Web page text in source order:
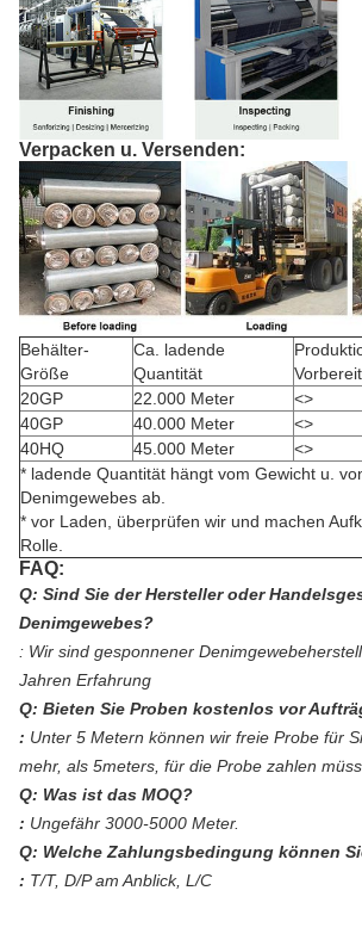
Verpacken u. Versenden:
Behälter-
Größe
Ca. ladende
Quantität
20GP
22.000 Meter
<>
40GP
40.000 Meter
<>
40HQ
45.000 Meter
<>
* ladende Quantität hängt vom Gewicht u.
Denimgewebes ab.
* vor Laden, überprüfen wir und machen
Rolle.
FAQ:
Q: Sind Sie der Hersteller oder
Denimgewebes?
: Wir sind gesponnener
Jahren Erfahrung
Q: Bieten Sie Proben kostenlos vor
: Unter 5 Metern können wir freie Probe für
mehr, als 5meters, für die Probe zahlen
Q: Was ist das MOQ?
: Ungefähr 3000-5000 Meter.
Q: Welche Zahlungsbedingung können
: T/T, D/P am Anblick, L/C